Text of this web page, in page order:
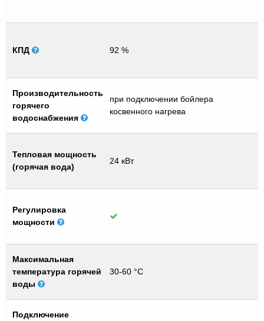
КПД 92 %
Производительность
горячего
водоснабжения
при подключении бойлера
косвенного нагрева
Тепловая мощность
(горячая вода)
24 кВт
Регулировка
мощности
Максимальная
температура горячей
воды
30-60 °C
Подключение